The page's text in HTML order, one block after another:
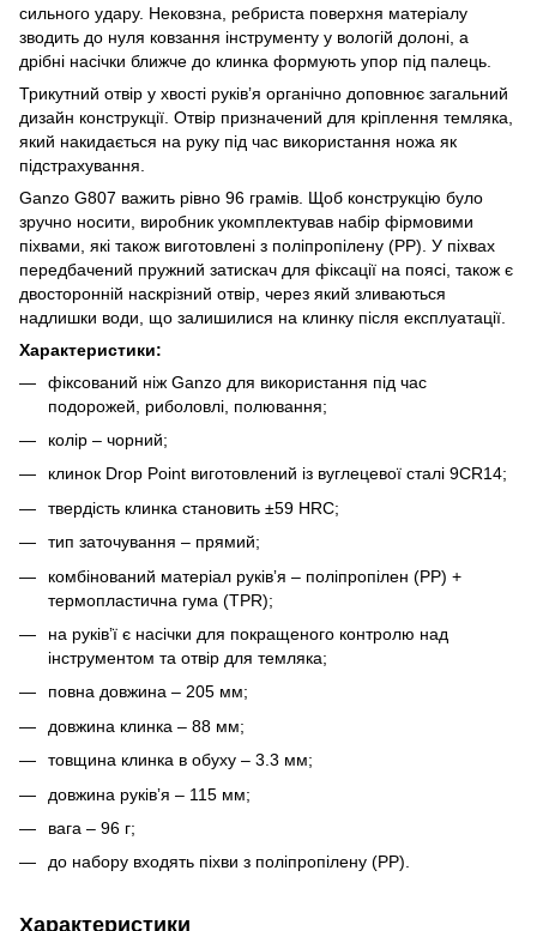
сильного удару. Нековзна, ребриста поверхня матеріалу
зводить до нуля ковзання інструменту у вологій долоні, а
дрібні насічки ближче до клинка формують упор під палець.
Трикутний отвір у хвості руківʼя органічно доповнює загальний
дизайн конструкції. Отвір призначений для кріплення темляка,
який накидається на руку під час використання ножа як
підстрахування.
Ganzo G807 важить рівно 96 грамів. Щоб конструкцію було
зручно носити, виробник укомплектував набір фірмовими
піхвами, які також виготовлені з поліпропілену (PP). У піхвах
передбачений пружний затискач для фіксації на поясі, також є
двосторонній наскрізний отвір, через який зливаються
надлишки води, що залишилися на клинку після експлуатації.
Характеристики:
фіксований ніж Ganzo для використання під час
подорожей, риболовлі, полювання;
колір – чорний;
клинок Drop Point виготовлений із вуглецевої сталі 9CR14;
твердість клинка становить ±59 HRC;
тип заточування – прямий;
комбінований матеріал руківʼя – поліпропілен (PP) +
термопластична гума (TPR);
на руківʼї є насічки для покращеного контролю над
інструментом та отвір для темляка;
повна довжина – 205 мм;
довжина клинка – 88 мм;
товщина клинка в обуху – 3.3 мм;
довжина руківʼя – 115 мм;
вага – 96 г;
до набору входять піхви з поліпропілену (PP).
Характеристики